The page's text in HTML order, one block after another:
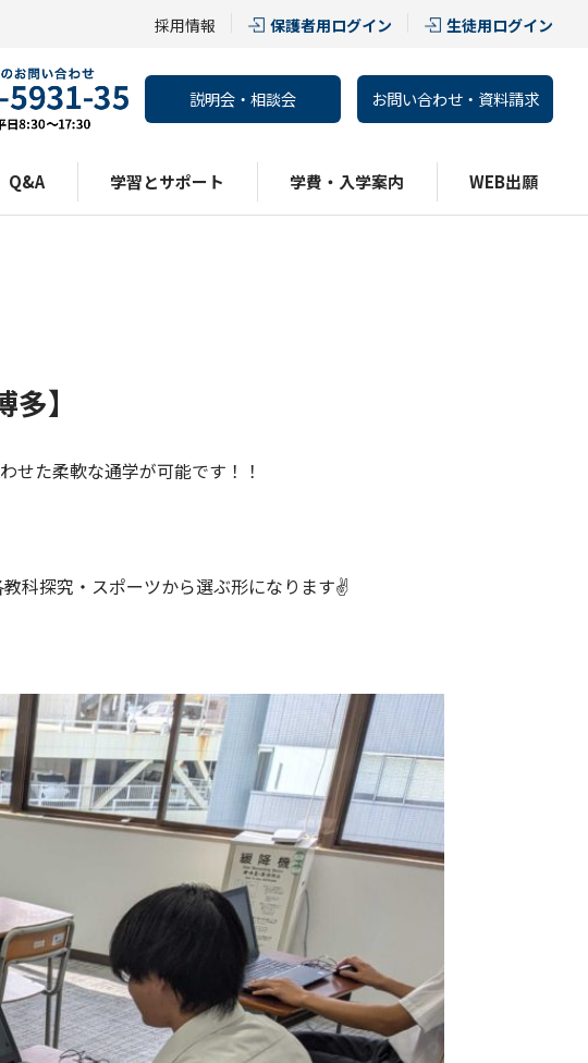
採用情報 保護者用ログイン 生徒用ログイン
説明会・相談会 お問い合わせ・資料請求
Q&A 学習とサポート 学費・入学案内 WEB出願
】
せた柔軟な通学が可能です！！
科探究・スポーツから選ぶ形になります✌